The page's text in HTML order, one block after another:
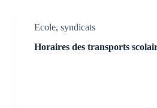
Ecole, syndicats
Horaires des transports